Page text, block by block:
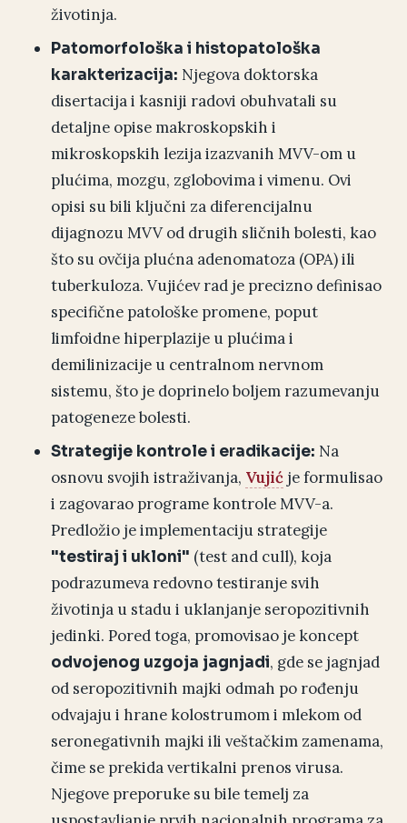
životinja.
Patomorfološka i histopatološka
karakterizacija: Njegova doktorska
disertacija i kasniji radovi obuhvatali su
detaljne opise makroskopskih i
mikroskopskih lezija izazvanih MVV-om u
plućima, mozgu, zglobovima i vimenu. Ovi
opisi su bili ključni za diferencijalnu
dijagnozu MVV od drugih sličnih bolesti, kao
što su ovčija plućna adenomatoza (OPA) ili
tuberkuloza. Vujićev rad je precizno definisao
specifične patološke promene, poput
limfoidne hiperplazije u plućima i
demilinizacije u centralnom nervnom
sistemu, što je doprinelo boljem razumevanju
patogeneze bolesti.
Strategije kontrole i eradikacije: Na
osnovu svojih istraživanja, Vujić je formulisao
i zagovarao programe kontrole MVV-a.
Predložio je implementaciju strategije
"testiraj i ukloni" (test and cull), koja
podrazumeva redovno testiranje svih
životinja u stadu i uklanjanje seropozitivnih
jedinki. Pored toga, promovisao je koncept
odvojenog uzgoja jagnjadi, gde se jagnjad
od seropozitivnih majki odmah po rođenju
odvajaju i hrane kolostrumom i mlekom od
seronegativnih majki ili veštačkim zamenama,
čime se prekida vertikalni prenos virusa.
Njegove preporuke su bile temelj za